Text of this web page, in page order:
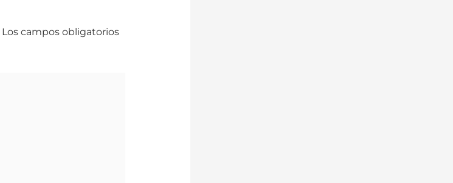
Los campos obligatorios